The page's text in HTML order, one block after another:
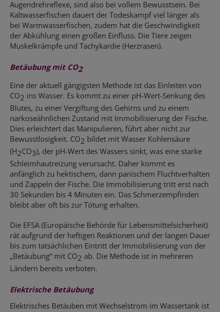
Augendrehreflexe, sind also bei vollem Bewusstsein. Bei
Kaltwasserfischen dauert der Todeskampf viel länger als
bei Warmwasserfischen, zudem hat die Geschwindigkeit
der Abkühlung einen großen Einfluss. Die Tiere zeigen
Muskelkrämpfe und Tachykardie (Herzrasen).
Betäubung mit CO2
Eine der aktuell gängigsten Methode ist das Einleiten von
CO2 ins Wasser. Es kommt zu einer pH-Wert-Senkung des
Blutes, zu einer Vergiftung des Gehirns und zu einem
narkoseähnlichen Zustand mit Immobilisierung der Fische.
Dies erleichtert das Manipulieren, führt aber nicht zur
Bewusstlosigkeit. CO2 bildet mit Wasser Kohlensäure
(H2CO3), der pH-Wert des Wassers sinkt, was eine starke
Schleimhautreizung verursacht. Daher kommt es
anfänglich zu hektischem, dann panischem Fluchtverhalten
und Zappeln der Fische. Die Immobilisierung tritt erst nach
30 Sekunden bis 4 Minuten ein. Das Schmerzempfinden
bleibt aber oft bis zur Tötung erhalten.
Die EFSA (Europäische Behörde für Lebensmittelsicherheit)
rät aufgrund der heftigen Reaktionen und der langen Dauer
bis zum tatsächlichen Eintritt der Immobilisierung von der
„Betäubung“ mit CO2 ab. Die Methode ist in mehreren
Ländern bereits verboten.
Elektrische Betäubung
Elektrisches Betäuben mit Wechselstrom im Wassertank ist